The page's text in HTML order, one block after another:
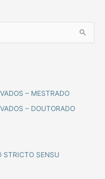
– MESTRADO
– DOUTORADO
STRICTO SENSU